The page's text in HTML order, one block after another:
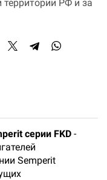
территории РФ и за
серии FKD -
Semperit